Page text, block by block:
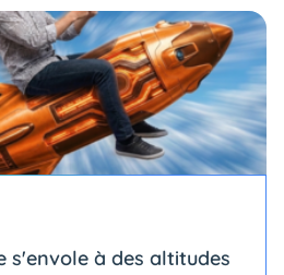
s'envole à des altitudes